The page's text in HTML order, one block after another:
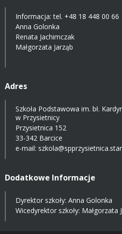
Informacja: tel. +48 18 448 00 66
Anna Golonka
Renata Jachimczak
Małgorzata Jarząb
Adres
Szkoła Podstawowa im. bł.
w Przysietnicy
Przysietnica 152
33-342 Barcice
e-mail:
Dodatkowe Informacje
Dyrektor szkoły: Anna Golonka
Wicedyrektor szkoły: Małgorzata